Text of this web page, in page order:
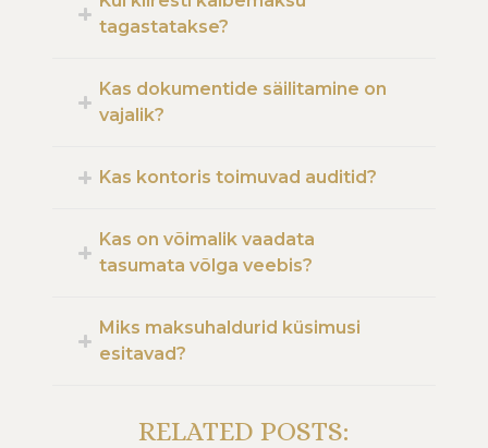
tagastatakse?
Kas dokumentide säilitamine on
vajalik?
Kas kontoris toimuvad auditid?
Kas on võimalik vaadata
tasumata võlga veebis?
Miks maksuhaldurid küsimusi
esitavad?
RELATED POSTS: